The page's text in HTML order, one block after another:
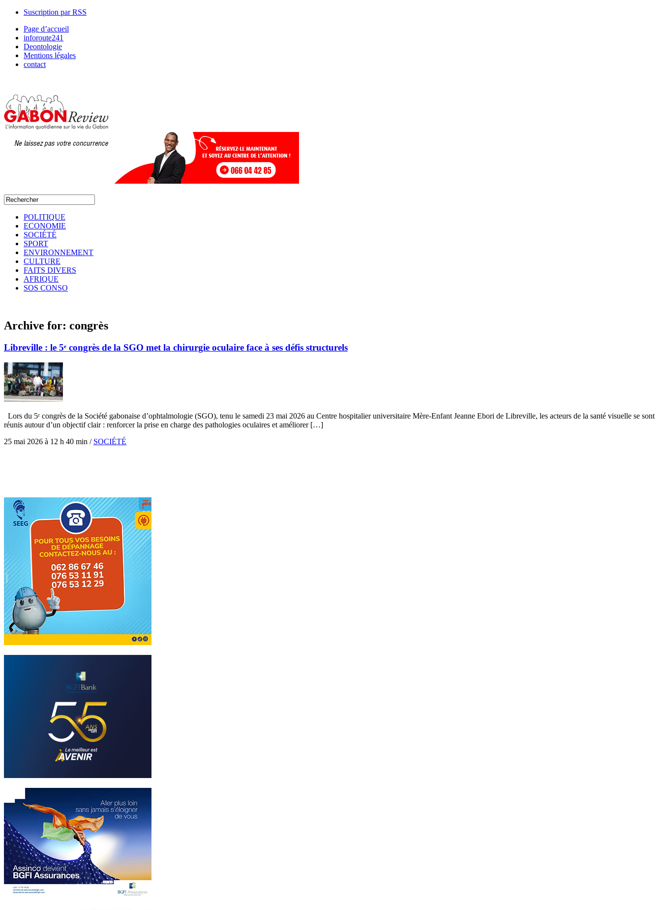
Suscription par RSS
Page d’accueil
inforoute241
Deontologie
Mentions légales
contact
POLITIQUE
ECONOMIE
SOCIÉTÉ
SPORT
ENVIRONNEMENT
CULTURE
FAITS DIVERS
AFRIQUE
SOS CONSO
Archive for: congrès
Libreville : le 5ᵉ congrès de la SGO met la chirurgie oculaire face à ses défis structurels
Lors du 5ᵉ congrès de la Société gabonaise d’ophtalmologie (SGO), tenu le samedi 23 mai 2026 au Centre hospitalier universitaire Mère-Enfant Jeanne Ebori de Libreville, les acteurs de la santé visuelle se sont
réunis autour d’un objectif clair : renforcer la prise en charge des pathologies oculaires et améliorer […]
25 mai 2026 à 12 h 40 min / SOCIÉTÉ